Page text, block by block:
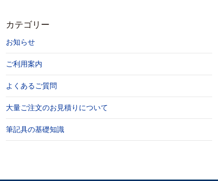
カテゴリー
お知らせ
ご利用案内
よくあるご質問
大量ご注文のお見積りについて
筆記具の基礎知識